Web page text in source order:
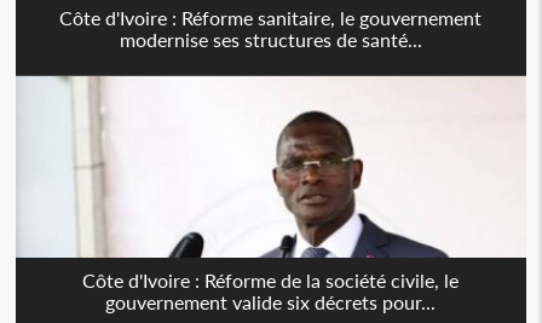
Côte d'Ivoire : Réforme sanitaire, le gouvernement
modernise ses structures de santé...
Côte d'Ivoire : Réforme de la société civile, le
gouvernement valide six décrets pour...